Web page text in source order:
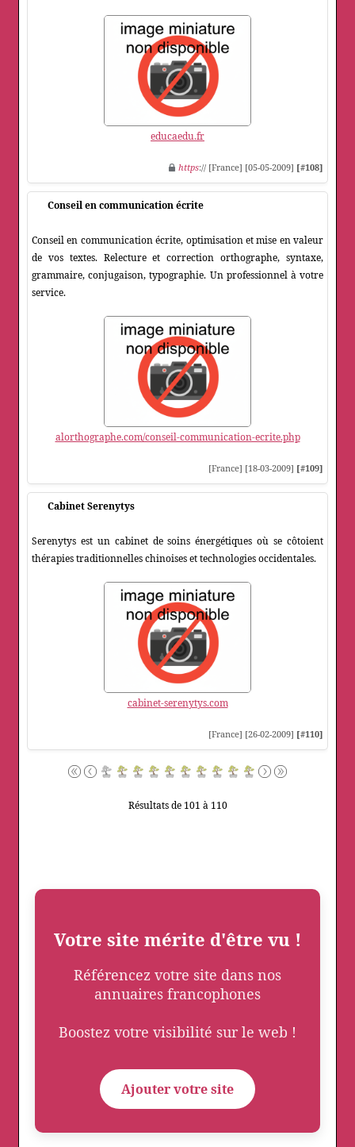
educaedu.fr
https:// [France] [05-05-2009] [#108]
Conseil en communication écrite
Conseil en communication écrite, optimisation et mise en valeur
de vos textes. Relecture et correction orthographe, syntaxe,
grammaire, conjugaison, typographie. Un professionnel à votre
service.
alorthographe.com/conseil-communication-ecrite.php
[France] [18-03-2009] [#109]
Cabinet Serenytys
Serenytys est un cabinet de soins énergétiques où se côtoient
thérapies traditionnelles chinoises et technologies occidentales.
cabinet-serenytys.com
[France] [26-02-2009] [#110]
Résultats de 101 à 110
Votre site mérite d'être vu !
Référencez votre site dans nos
annuaires francophones
Boostez votre visibilité sur le web !
Ajouter votre site